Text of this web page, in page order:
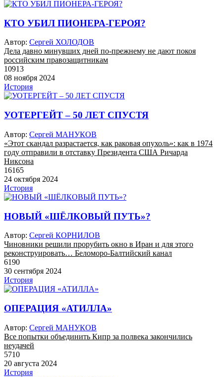
КТО УБИЛ ПИОНЕРА-ГЕРОЯ?
Автор: Сергей ХОЛОДОВ
Дела давно минувших дней по-прежнему не дают покоя
российским правозащитникам
10913
08 ноября 2024
История
УОТЕРГЕЙТ – 50 ЛЕТ СПУСТЯ
Автор: Сергей МАНУКОВ
«Этот скандал разрастается, как раковая опухоль»: как в 1974
году отправили в отставку Президента США Ричарда
Никсона
16165
24 октября 2024
История
НОВЫЙ «ШЁЛКОВЫЙ ПУТЬ»?
Автор: Сергей КОРНИЛОВ
Чиновники решили прорубить окно в Иран и для этого
реконструировать… Беломоро-Балтийский канал
6190
30 сентября 2024
История
ОПЕРАЦИЯ «АТИЛЛА»
Автор: Сергей МАНУКОВ
Все попытки объединить Кипр за полвека закончились
неудачей
5710
20 августа 2024
История